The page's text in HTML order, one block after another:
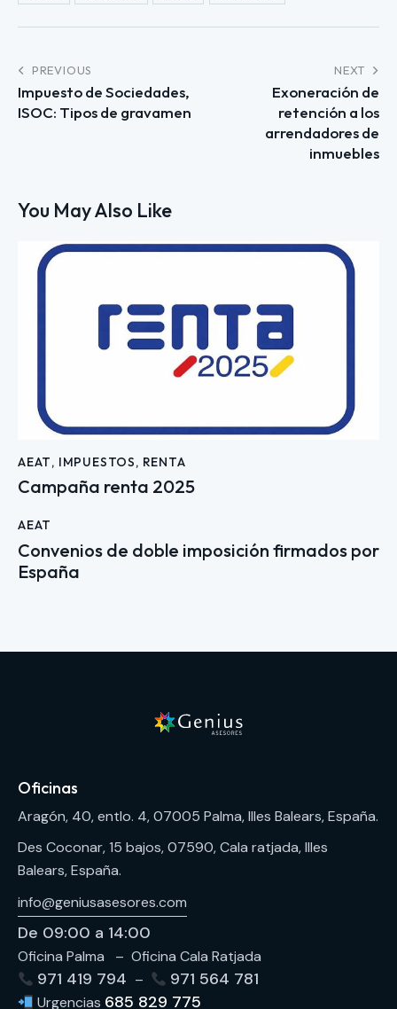
PREVIOUS
Impuesto de Sociedades,
ISOC: Tipos de gravamen
NEXT
Exoneración de
retención a los
arrendadores de
inmuebles
You May Also Like
AEAT, IMPUESTOS, RENTA
Campaña renta 2025
AEAT
Convenios de doble imposición firmados por
España
Oficinas
Aragón, 40, entlo. 4, 07005 Palma, Illes Balears, España.
Des Coconar, 15 bajos, 07590, Cala ratjada, Illes
Balears, España.
info@geniusasesores.com
De 09:00 a 14:00
Oficina Palma – Oficina Cala Ratjada
971 419 794 – 971 564 781
Urgencias 685 829 775